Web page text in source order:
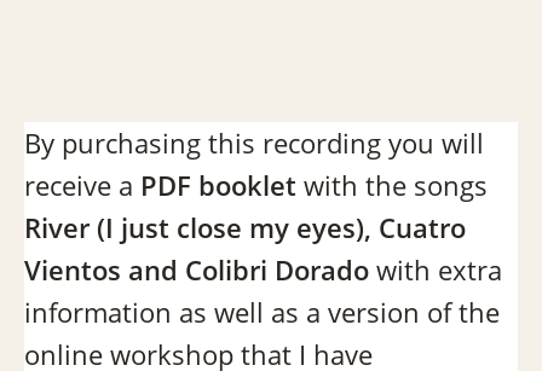
By purchasing this recording you will
receive a PDF booklet with the songs
River (I just close my eyes), Cuatro
Vientos and Colibri Dorado with extra
information as well as a version of the
online workshop that I have